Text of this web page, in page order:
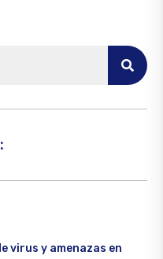
virus y amenazas en